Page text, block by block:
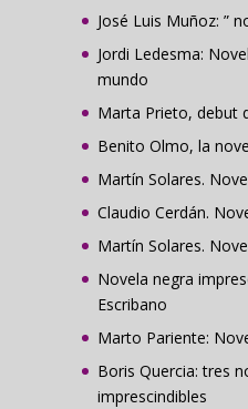
José Luis Muñoz: ”
Jordi Ledesma:
mundo
Marta Prieto, debut
Benito Olmo, la
Martín Solares.
Claudio Cerdán.
Martín Solares.
Novela negra
Escribano
Marto Pariente:
Boris Quercia: tres
imprescindibles